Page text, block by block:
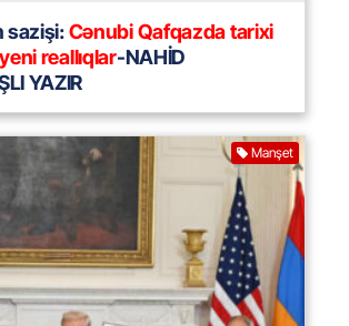
sazişi:Cənubi Qafqazda tarixi
reallıqlar-NAHİD
YAZIR
Manşet